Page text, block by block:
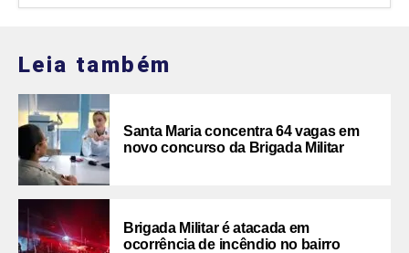
Leia também
Santa Maria concentra 64 vagas em
novo concurso da Brigada Militar
Brigada Militar é atacada em
ocorrência de incêndio no bairro